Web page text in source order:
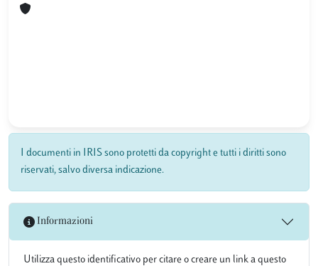
I documenti in IRIS sono protetti da copyright e tutti i diritti sono
riservati, salvo diversa indicazione.
Informazioni
Utilizza questo identificativo per citare o creare un link a questo